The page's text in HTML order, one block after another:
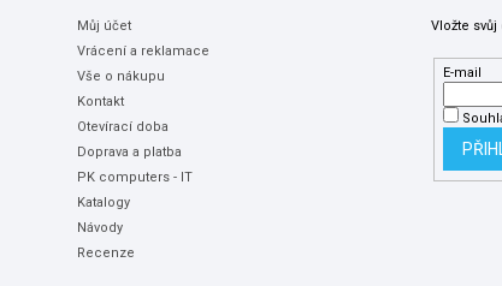
Můj účet
Vrácení a reklamace
Vše o nákupu
Kontakt
Otevírací doba
Doprava a platba
PK computers - IT
Katalogy
Návody
Recenze
Vložte
E-mail